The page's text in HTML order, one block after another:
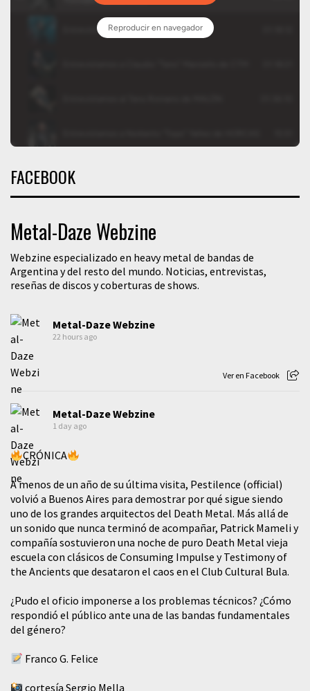
FACEBOOK
Metal-Daze Webzine
Webzine especializado en heavy metal de bandas de
Argentina y del resto del mundo. Noticias, entrevistas,
reseñas de discos y coberturas de shows.
Metal-Daze Webzine
22 hours ago
Ver en Facebook
Metal-Daze Webzine
1 day ago
CRÓNICA
A menos de un año de su última visita, Pestilence (official)
volvió a Buenos Aires para demostrar por qué sigue siendo
uno de los grandes arquitectos del Death Metal. Más allá de
un sonido que nunca terminó de acompañar, Patrick Mameli y
compañía sostuvieron una noche de puro Death Metal vieja
escuela con clásicos de Consuming Impulse y Testimony of
the Ancients que desataron el caos en el Club Cultural Bula.
¿Pudo el oficio imponerse a los problemas técnicos? ¿Cómo
respondió el público ante una de las bandas fundamentales
del género?
Franco G. Felice
cortesía Sergio Mella